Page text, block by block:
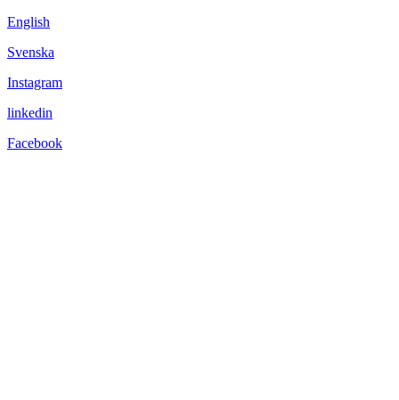
English
Svenska
Instagram
linkedin
Facebook